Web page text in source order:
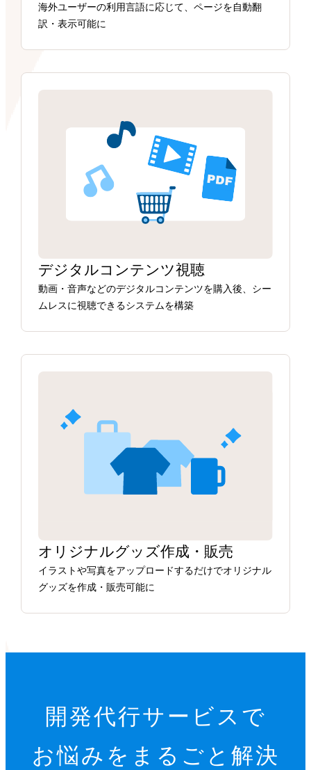
海外ユーザーの利用言語に応じて、ページを自動翻
訳・表示可能に
デジタルコンテンツ視聴
動画・音声などのデジタルコンテンツを購入後、シー
ムレスに視聴できるシステムを構築
オリジナルグッズ作成・販売
イラストや写真をアップロードするだけでオリジナル
グッズを作成・販売可能に
開発代行サービスで
お悩みをまるごと解決